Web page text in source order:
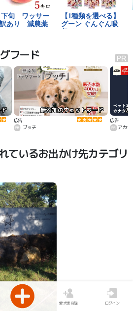
フード
ド 無添加のウェットフード
広告
ブッチ
カ
広告
アカ
ているお出かけ先カテゴリ
愛犬家登録 ログイン